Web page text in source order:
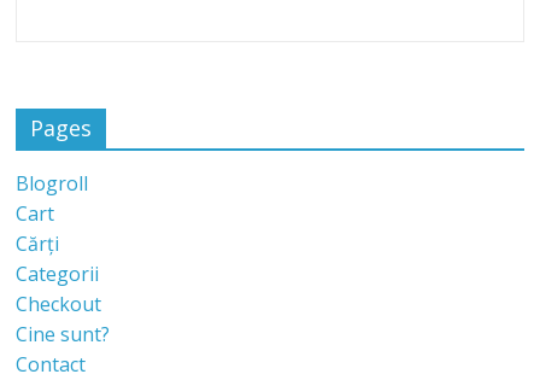
Pages
Blogroll
Cart
Cărți
Categorii
Checkout
Cine sunt?
Contact